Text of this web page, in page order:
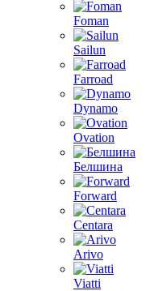
Foman
Sailun
Farroad
Dynamo
Ovation
Белшина
Forward
Centara
Arivo
Viatti